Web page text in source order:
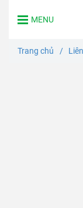
MENU
Trang chủ /